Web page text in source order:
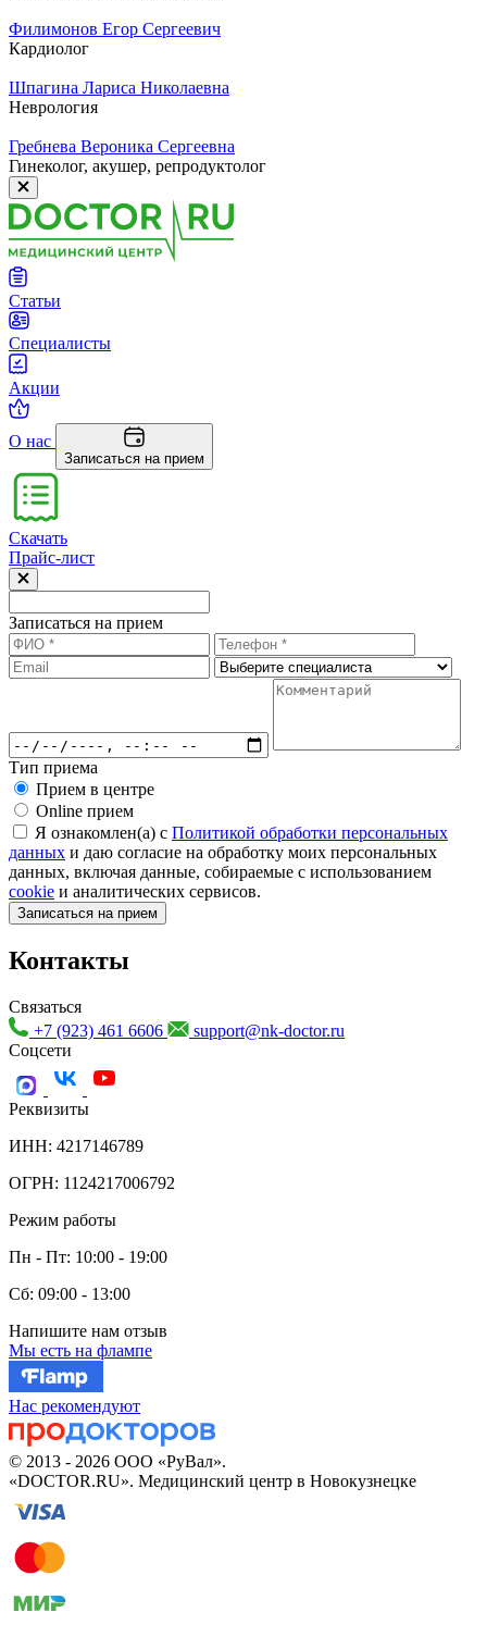
Филимонов Егор Сергеевич
Кардиолог
Шпагина Лариса Николаевна
Неврология
Гребнева Вероника Сергеевна
Гинеколог, акушер, репродуктолог
Статьи
Специалисты
Акции
О нас
Записаться на прием
Скачать
Прайс-лист
Записаться на прием
Тип приема
Прием в центре
Online прием
Я ознакомлен(а) с Политикой обработки персональных
данных и даю согласие на обработку моих персональных
данных, включая данные, собираемые с использованием
cookie и аналитических сервисов.
Записаться на прием
Контакты
Связаться
+7 (923) 461 6606
support@nk-doctor.ru
Соцсети
Реквизиты
ИНН: 4217146789
ОГРН: 1124217006792
Режим работы
Пн - Пт: 10:00 - 19:00
Сб: 09:00 - 13:00
Напишите нам отзыв
Мы есть на флампе
Нас рекомендуют
© 2013 - 2026 ООО «РуВал».
«DOCTOR.RU». Медицинский центр в Новокузнецке